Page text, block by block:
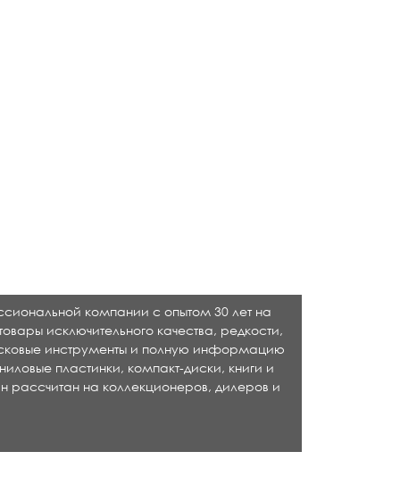
компании с опытом 30 лет на
исключительного качества, редкости,
инструменты и полную информацию
пластинки, компакт-диски, книги и
рассчитан на коллекционеров, дилеров и